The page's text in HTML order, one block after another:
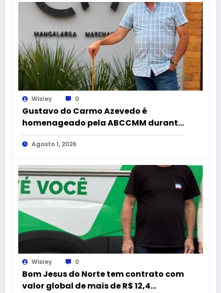
Wisley 0
Gustavo do Carmo Azevedo é
homenageado pela ABCCMM durante
a 43ª Exposição Nacional do
Mangalarga Marchador
Agosto 1, 2026
Wisley 0
Bom Jesus do Norte tem contrato com
valor global de mais de R$ 12,4